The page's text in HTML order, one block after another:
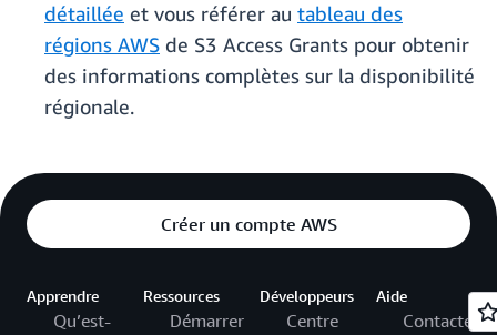
détaillée et vous référer au tableau des
régions AWS de S3 Access Grants pour obtenir
des informations complètes sur la disponibilité
régionale.
Créer un compte AWS
Apprendre
Qu’est-
Ressources
Démarrer
Développeurs
Centre
Aide
Contactez-